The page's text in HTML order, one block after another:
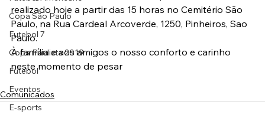
Copa São Paulo
Futebol 7
Copa Paulista 2019
Futebol
Eventos
E-sports
realizado hoje a partir das 15 horas no Cemitério São
Paulo, na Rua Cardeal Arcoverde, 1250, Pinheiros, Sao
Paulo.
À família e aos amigos o nosso conforto e carinho
neste momento de pesar
Comunicados